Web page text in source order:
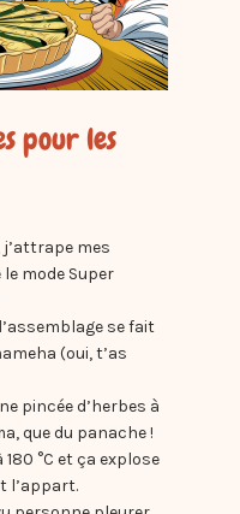
pour les
j’attrape mes
mode Super
se fait
(oui, t’as
pincée d’herbes à
que du panache !
°C et ça explose
l’appart.